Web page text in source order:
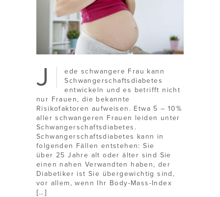
J
ede schwangere Frau kann
Schwangerschaftsdiabetes
entwickeln und es betrifft nicht
nur Frauen, die bekannte
Risikofaktoren aufweisen. Etwa 5 – 10%
aller schwangeren Frauen leiden unter
Schwangerschaftsdiabetes.
Schwangerschaftsdiabetes kann in
folgenden Fällen entstehen: Sie
über 25 Jahre alt oder älter sind Sie
einen nahen Verwandten haben, der
Diabetiker ist Sie übergewichtig sind,
vor allem, wenn Ihr Body-Mass-Index
[…]